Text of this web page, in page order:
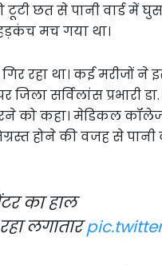
टूटी छत से पानी वार्ड में
मच गया था।
रहा था। कई मरीजों
जिला सर्विलांस
को कहा। मेडिकल
होने की वजह से
का हाल
लगातार